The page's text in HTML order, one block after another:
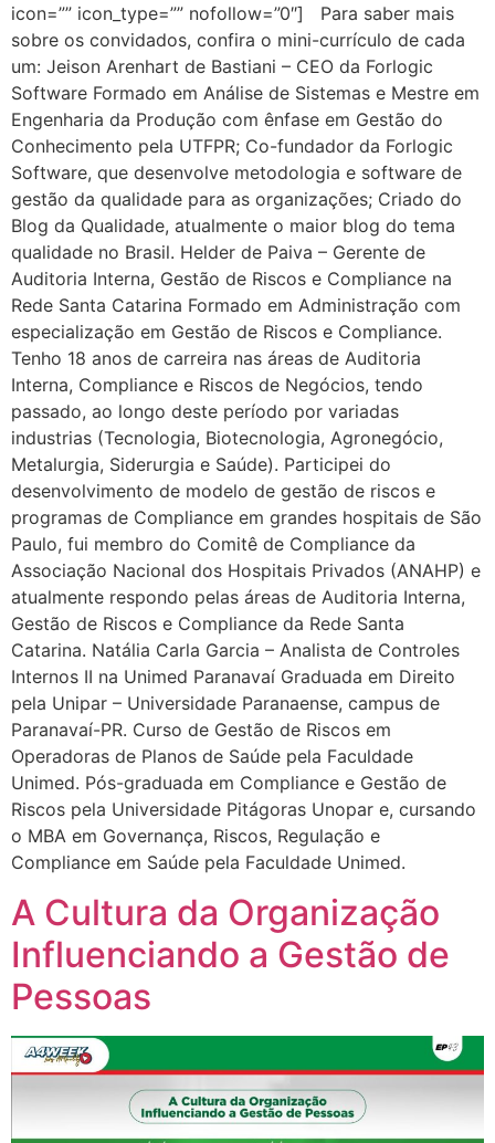
icon=”” icon_type=”” nofollow=”0″] Para saber mais
sobre os convidados, confira o mini-currículo de cada
um: Jeison Arenhart de Bastiani – CEO da Forlogic
Software Formado em Análise de Sistemas e Mestre em
Engenharia da Produção com ênfase em Gestão do
Conhecimento pela UTFPR; Co-fundador da Forlogic
Software, que desenvolve metodologia e software de
gestão da qualidade para as organizações; Criado do
Blog da Qualidade, atualmente o maior blog do tema
qualidade no Brasil. Helder de Paiva – Gerente de
Auditoria Interna, Gestão de Riscos e Compliance na
Rede Santa Catarina Formado em Administração com
especialização em Gestão de Riscos e Compliance.
Tenho 18 anos de carreira nas áreas de Auditoria
Interna, Compliance e Riscos de Negócios, tendo
passado, ao longo deste período por variadas
industrias (Tecnologia, Biotecnologia, Agronegócio,
Metalurgia, Siderurgia e Saúde). Participei do
desenvolvimento de modelo de gestão de riscos e
programas de Compliance em grandes hospitais de São
Paulo, fui membro do Comitê de Compliance da
Associação Nacional dos Hospitais Privados (ANAHP) e
atualmente respondo pelas áreas de Auditoria Interna,
Gestão de Riscos e Compliance da Rede Santa
Catarina. Natália Carla Garcia – Analista de Controles
Internos II na Unimed Paranavaí Graduada em Direito
pela Unipar – Universidade Paranaense, campus de
Paranavaí-PR. Curso de Gestão de Riscos em
Operadoras de Planos de Saúde pela Faculdade
Unimed. Pós-graduada em Compliance e Gestão de
Riscos pela Universidade Pitágoras Unopar e, cursando
o MBA em Governança, Riscos, Regulação e
Compliance em Saúde pela Faculdade Unimed.
A Cultura da Organização
Influenciando a Gestão de
Pessoas